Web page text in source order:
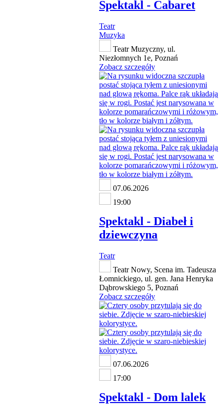
Spektakl - Cabaret
Teatr
Muzyka
Teatr Muzyczny, ul.
Niezłomnych 1e, Poznań
Zobacz szczegóły
07.06.2026
19:00
Spektakl - Diabeł i
dziewczyna
Teatr
Teatr Nowy, Scena im. Tadeusza
Łomnickiego, ul. gen. Jana Henryka
Dąbrowskiego 5, Poznań
Zobacz szczegóły
07.06.2026
17:00
Spektakl - Dom lalek